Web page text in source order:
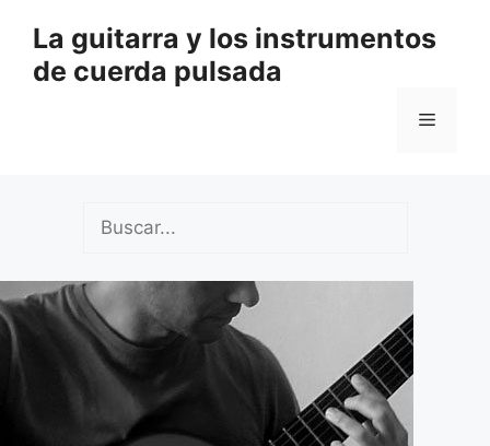
contenido
La guitarra y los instrumentos
de cuerda pulsada
Menú